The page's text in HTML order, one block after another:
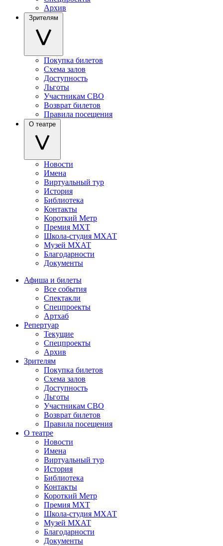
Архив
Зрителям
Покупка билетов
Схема залов
Доступность
Льготы
Участникам СВО
Возврат билетов
Правила посещения
О театре
Новости
Имена
Виртуальный тур
История
Библиотека
Контакты
Короткий Метр
Премия МХТ
Школа-студия МХАТ
Музей МХАТ
Благодарности
Документы
Афиша и билеты
Все события
Спектакли
Спецпроекты
Артхаб
Репертуар
Текущие
Спецпроекты
Архив
Зрителям
Покупка билетов
Схема залов
Доступность
Льготы
Участникам СВО
Возврат билетов
Правила посещения
О театре
Новости
Имена
Виртуальный тур
История
Библиотека
Контакты
Короткий Метр
Премия МХТ
Школа-студия МХАТ
Музей МХАТ
Благодарности
Документы